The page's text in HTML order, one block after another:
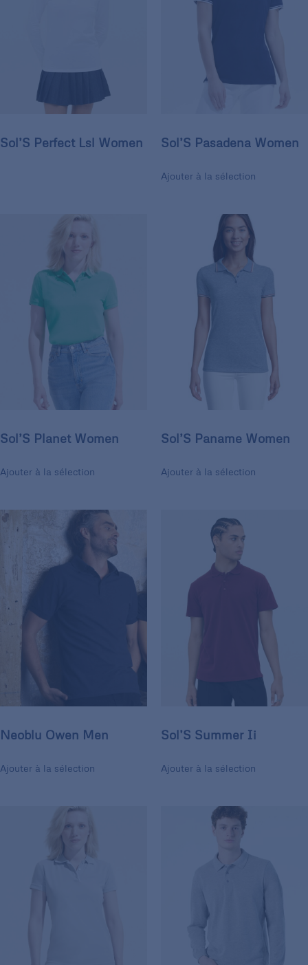
Sol’S Perfect Lsl Women Sol’S Pasadena Women
Ajouter à la sélection
Sol’S Planet Women
Ajouter à la sélection
Sol’S Paname Women
Ajouter à la sélection
Neoblu Owen Men
Ajouter à la sélection
Sol’S Summer Ii
Ajouter à la sélection